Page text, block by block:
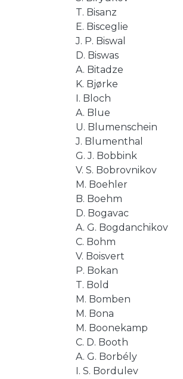
T. Bisanz
E. Bisceglie
J. P. Biswal
D. Biswas
A. Bitadze
K. Bjørke
I. Bloch
A. Blue
U. Blumenschein
J. Blumenthal
G. J. Bobbink
V. S. Bobrovnikov
M. Boehler
B. Boehm
D. Bogavac
A. G. Bogdanchikov
C. Bohm
V. Boisvert
P. Bokan
T. Bold
M. Bomben
M. Bona
M. Boonekamp
C. D. Booth
A. G. Borbély
I. S. Bordulev